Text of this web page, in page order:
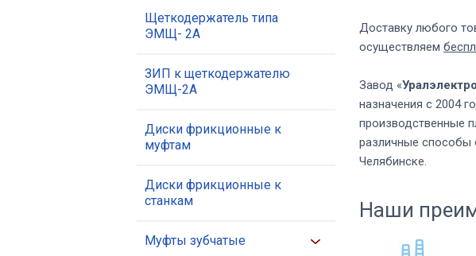
Щеткодержатель типа
ЭМЩ- 2А
ЗИП к щеткодержателю
ЭМЩ-2А
Диски фрикционные к
муфтам
Диски фрикционные к
станкам
Муфты зубчатые
Доставку любого
осуществляем
Завод «
назначения с 2004
производственные
различные способы
Челябинске.
Наши